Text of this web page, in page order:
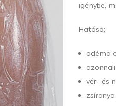
igénybe,
Hatása:
ödéma
vér- és